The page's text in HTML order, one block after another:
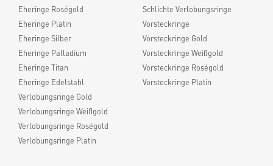
Eheringe Roségold
Eheringe Platin
Eheringe Silber
Eheringe Palladium
Eheringe Titan
Eheringe Edelstahl
Verlobungsringe Gold
Verlobungsringe Weißgold
Verlobungsringe Roségold
Verlobungsringe Platin
Schlichte Verlobungsringe
Vorsteckringe
Vorsteckringe Gold
Vorsteckringe Weißgold
Vorsteckringe Roségold
Vorsteckringe Platin